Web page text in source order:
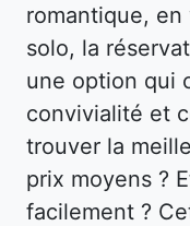
romantique,
solo, la
une option qui
convivialité et
trouver la
prix moyens ?
facilement ?